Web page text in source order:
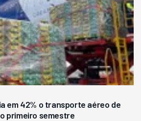
em 42% o transporte aéreo de
primeiro semestre